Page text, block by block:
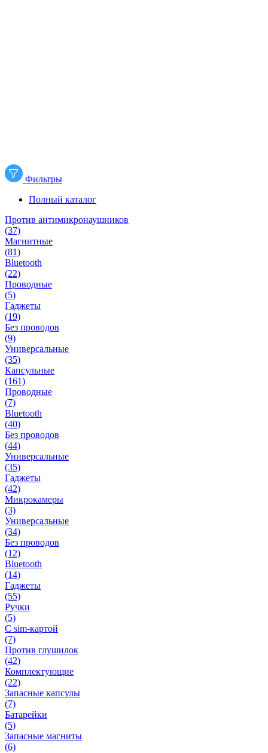
Фильтры
Полный каталог
Против антимикронаушников
(37)
Магнитные
(81)
Bluetooth
(22)
Проводные
(5)
Гаджеты
(19)
Без проводов
(9)
Универсальные
(35)
Капсульные
(161)
Проводные
(7)
Bluetooth
(40)
Без проводов
(44)
Универсальные
(35)
Гаджеты
(42)
Микрокамеры
(3)
Универсальные
(34)
Без проводов
(12)
Bluetooth
(14)
Гаджеты
(55)
Ручки
(5)
С sim-картой
(7)
Против глушилок
(42)
Комплектующие
(22)
Запасные капсулы
(7)
Батарейки
(5)
Запасные магниты
(6)